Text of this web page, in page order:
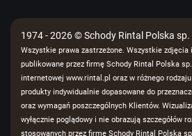
1974 - 2026 © Schody Rintal Polska sp.
Wszystkie prawa zastrzeżone. Wszystkie
publikowane przez firmę Schody Rintal Polska
internetowej www.rintal.pl oraz w różnego
produkty indywidualnie dopasowane do
oraz wymagań poszczególnych Klientów.
wyłącznie poglądowy i nie obrazują szczegółów
stosowanych przez firmę Schody Rintal Polska